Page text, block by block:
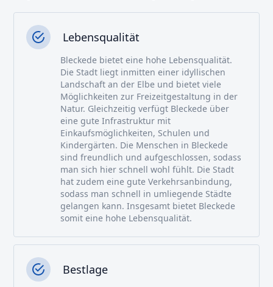
Lebensqualität
Bleckede bietet eine hohe Lebensqualität.
Die Stadt liegt inmitten einer idyllischen
Landschaft an der Elbe und bietet viele
Möglichkeiten zur Freizeitgestaltung in der
Natur. Gleichzeitig verfügt Bleckede über
eine gute Infrastruktur mit
Einkaufsmöglichkeiten, Schulen und
Kindergärten. Die Menschen in Bleckede
sind freundlich und aufgeschlossen, sodass
man sich hier schnell wohl fühlt. Die Stadt
hat zudem eine gute Verkehrsanbindung,
sodass man schnell in umliegende Städte
gelangen kann. Insgesamt bietet Bleckede
somit eine hohe Lebensqualität.
Bestlage